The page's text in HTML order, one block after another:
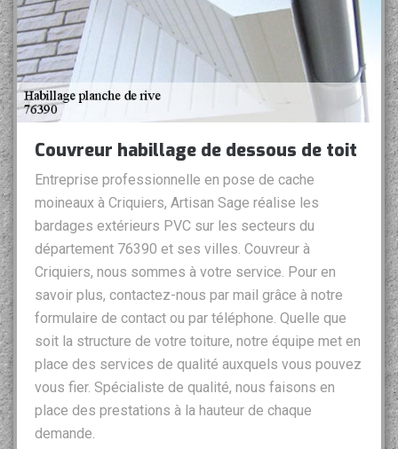
Couvreur habillage de dessous de toit
Entreprise professionnelle en pose de cache
moineaux à Criquiers, Artisan Sage réalise les
bardages extérieurs PVC sur les secteurs du
département 76390 et ses villes. Couvreur à
Criquiers, nous sommes à votre service. Pour en
savoir plus, contactez-nous par mail grâce à notre
formulaire de contact ou par téléphone. Quelle que
soit la structure de votre toiture, notre équipe met en
place des services de qualité auxquels vous pouvez
vous fier. Spécialiste de qualité, nous faisons en
place des prestations à la hauteur de chaque
demande.